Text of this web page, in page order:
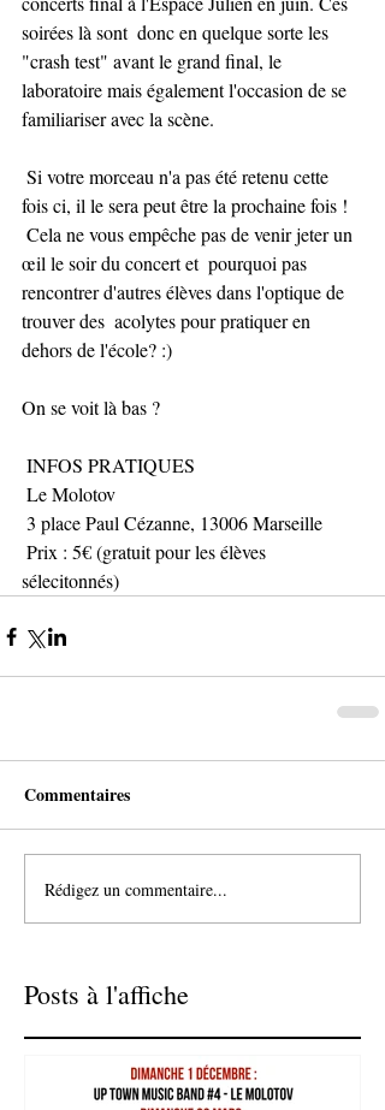
soirées là sont  donc en quelque sorte les
"crash test" avant le grand final, le
laboratoire mais également l'occasion de se
familiariser avec la scène.
fois ci, il le sera peut être la prochaine fois !
œil le soir du concert et  pourquoi pas
rencontrer d'autres élèves dans l'optique de
trouver des  acolytes pour pratiquer en
dehors de l'école? :)
On se voit là bas ?
INFOS PRATIQUES
Le Molotov
3 place Paul Cézanne, 13006 Marseille
sélecitonnés)
Commentaires
Rédigez un commentaire...
Posts à l'affiche